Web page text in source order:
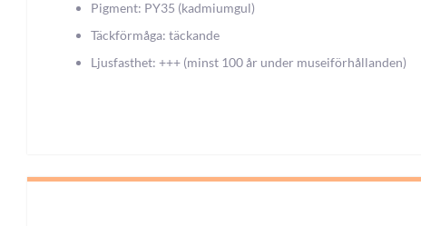
Pigment: PY35 (kadmiumgul)
Täckförmåga: täckande
Ljusfasthet: +++ (minst 100 år under museiförhållanden)